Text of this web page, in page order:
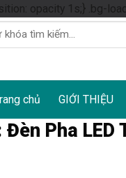
opacity 1s;} .bg-
chủ GIỚI THIỆU
Pha LED